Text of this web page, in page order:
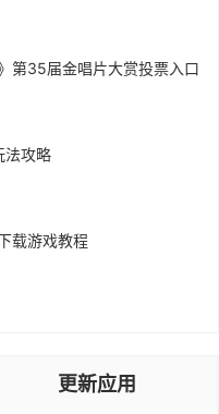
第35届金唱片大赏投票入口
法攻略
载游戏教程
更新应用